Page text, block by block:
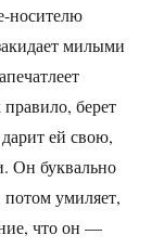
носителю
милыми
правило, берет
ей свою,
Он буквально
потом умиляет,
что он —